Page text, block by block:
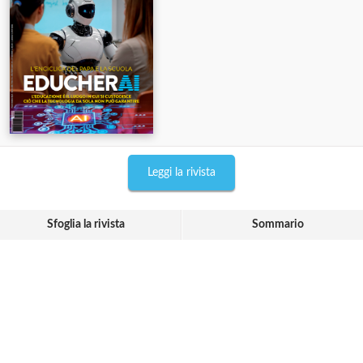
Leggi la rivista
Sfoglia la rivista Sommario